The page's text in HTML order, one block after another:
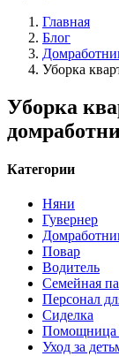
Главная
Блог
Уборка
Уборка
Категории
Няни
Гувернер
Повар
Водитель
Семейная
Персонал
Сиделка
Помощница
Уход за